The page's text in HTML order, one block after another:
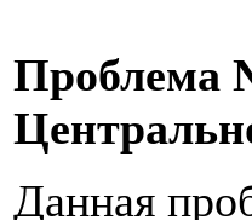
Проблема
Данная